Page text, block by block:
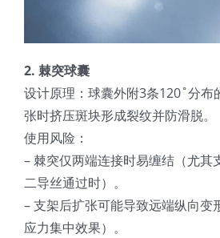
喷嘴兼容性
2. 棘突球囊
设计原理：球囊外附3条120˚分布
张时挤压斑块形成裂纹并防滑脱。
使用风险：
– 棘突仅两端连接时易缠结（尤其
二导丝通过时）。
– 支架后扩张可能导致远端纵向变
应力集中效果）。